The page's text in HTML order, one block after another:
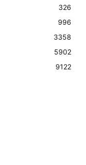
326
996
3358
5902
9122